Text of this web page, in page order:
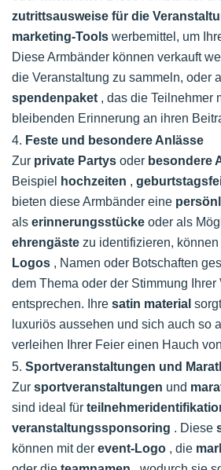
zutrittsausweise für die
marketing-Tools werbemittel, um
Diese Armbänder können verkauft
die Veranstaltung zu sammeln, oder
spendenpaket , das die Teilnehmer
bleibenden Erinnerung an ihren
4. Feste und besondere Anlässe
Zur private Partys oder besondere
Beispiel
hochzeiten ,
bieten diese Armbänder eine
als erinnerungsstücke oder als
ehrengäste zu identifizieren,
Logos , Namen oder Botschaften
dem Thema oder der Stimmung Ihrer
entsprechen. Ihre satin material
luxuriös aussehen und sich auch so
verleihen Ihrer Feier einen Hauch
5. Sportveranstaltungen und
Zur sportveranstaltungen und
sind ideal für
veranstaltungssponsoring . Diese
können mit der event-Logo , die